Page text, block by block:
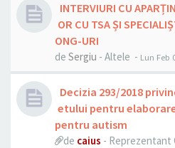
INTERVIURI CU
OR CU TSA ȘI
ONG-URI
de Sergiu - Altele - Lun Feb
Decizia 293/2018
etului pentru
pentru autism
de caius - Reprezentant